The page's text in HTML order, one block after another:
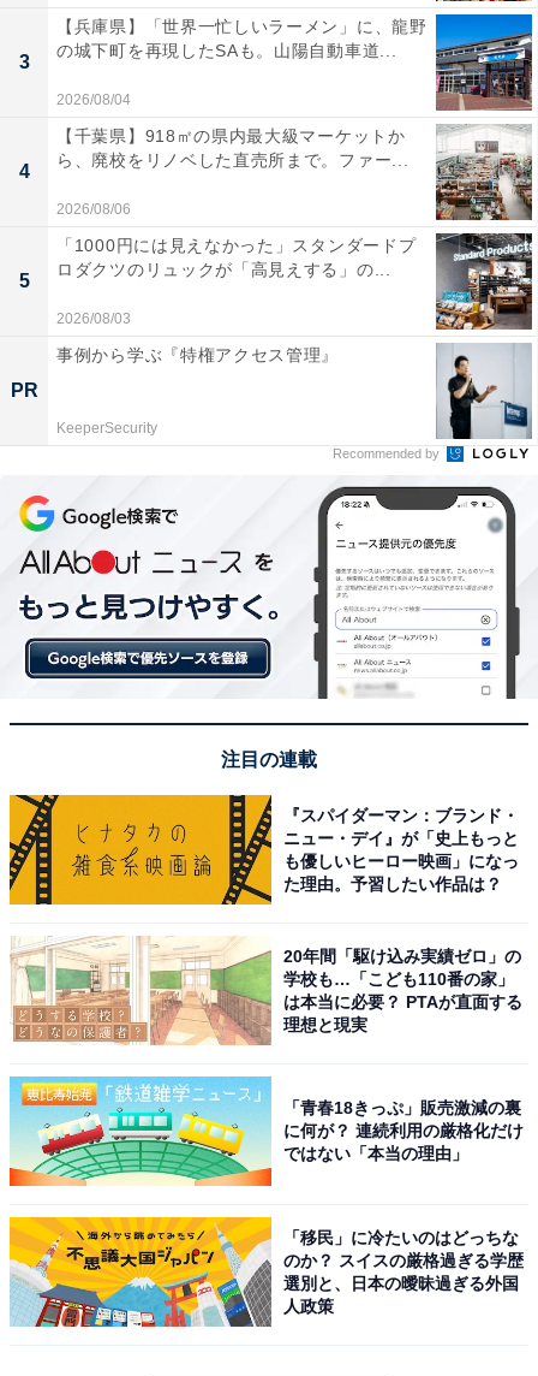
3
【兵庫県】「世界一忙しいラーメン」に、龍野
の城下町を再現したSAも。山陽自動車道...
2026/08/04
4
【千葉県】918㎡の県内最大級マーケットか
ら、廃校をリノベした直売所まで。ファー...
2026/08/06
5
「1000円には見えなかった」スタンダードプ
ロダクツのリュックが「高見えする」の...
2026/08/03
PR
事例から学ぶ『特権アクセス管理』
KeeperSecurity
Recommended by
注目の連載
『スパイダーマン：ブランド・
ニュー・デイ』が「史上もっと
も優しいヒーロー映画」になっ
た理由。予習したい作品は？
20年間「駆け込み実績ゼロ」の
学校も…「こども110番の家」
は本当に必要？ PTAが直面する
理想と現実
「青春18きっぷ」販売激減の裏
に何が？ 連続利用の厳格化だけ
ではない「本当の理由」
「移民」に冷たいのはどっちな
のか？ スイスの厳格過ぎる学歴
選別と、日本の曖昧過ぎる外国
人政策